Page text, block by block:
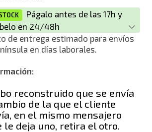
Págalo antes de las 17h y
en 24/48h
de entrega estimado para envíos
en días laborales.
reconstruido que se envía
de la que el cliente
en el mismo mensajero
le deja uno, retira el otro.